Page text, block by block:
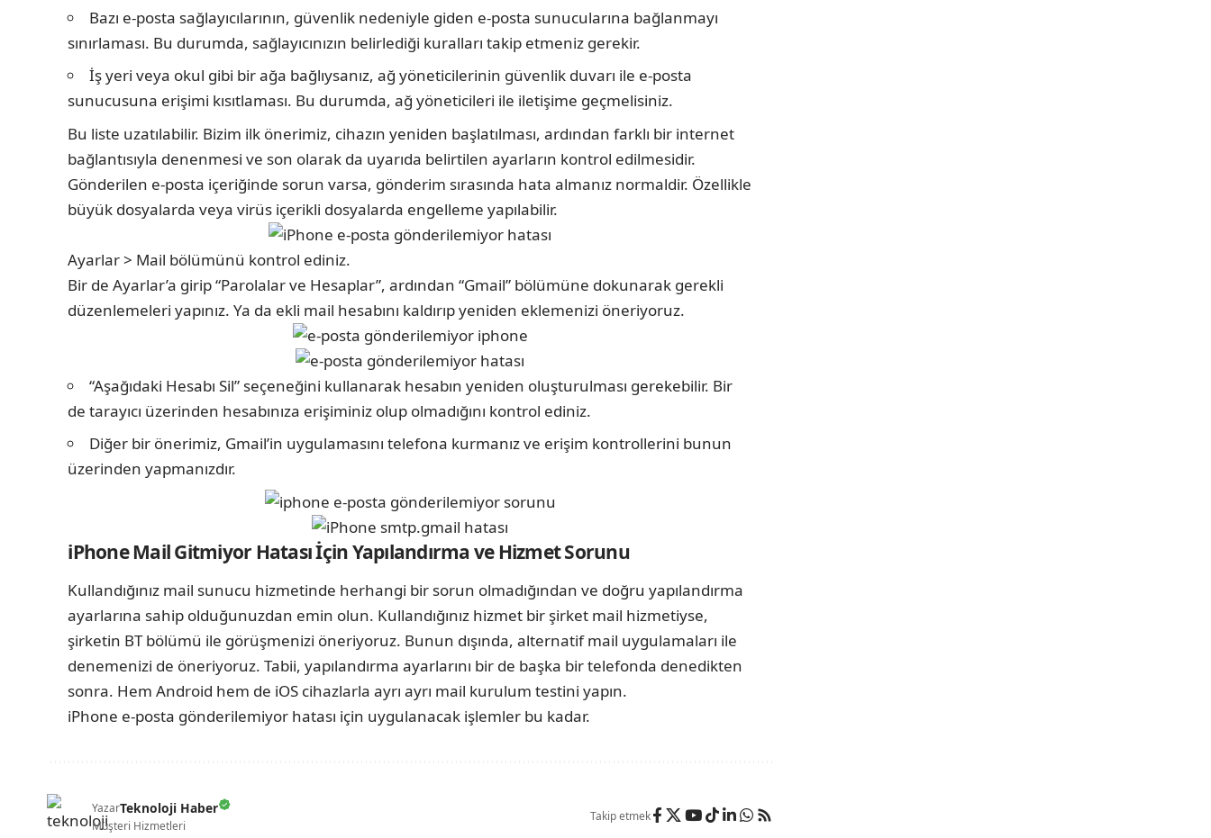
Bazı e-posta sağlayıcılarının, güvenlik nedeniyle giden e-posta sunucularına bağlanmayı
sınırlaması. Bu durumda, sağlayıcınızın belirlediği kuralları takip etmeniz gerekir.
İş yeri veya okul gibi bir ağa bağlıysanız, ağ yöneticilerinin güvenlik duvarı ile e-posta
sunucusuna erişimi kısıtlaması. Bu durumda, ağ yöneticileri ile iletişime geçmelisiniz.
Bu liste uzatılabilir. Bizim ilk önerimiz, cihazın yeniden başlatılması, ardından farklı bir internet
bağlantısıyla denenmesi ve son olarak da uyarıda belirtilen ayarların kontrol edilmesidir.
Gönderilen e-posta içeriğinde sorun varsa, gönderim sırasında hata almanız normaldir. Özellikle
büyük dosyalarda veya virüs içerikli dosyalarda engelleme yapılabilir.
Ayarlar > Mail bölümünü kontrol ediniz.
Bir de Ayarlar’a girip “Parolalar ve Hesaplar”, ardından “Gmail” bölümüne dokunarak gerekli
düzenlemeleri yapınız. Ya da ekli mail hesabını kaldırıp yeniden eklemenizi öneriyoruz.
“Aşağıdaki Hesabı Sil” seçeneğini kullanarak hesabın yeniden oluşturulması gerekebilir. Bir
de tarayıcı üzerinden hesabınıza erişiminiz olup olmadığını kontrol ediniz.
Diğer bir önerimiz, Gmail’in uygulamasını telefona kurmanız ve erişim kontrollerini bunun
üzerinden yapmanızdır.
iPhone Mail Gitmiyor Hatası İçin Yapılandırma ve Hizmet Sorunu
Kullandığınız mail sunucu hizmetinde herhangi bir sorun olmadığından ve doğru yapılandırma
ayarlarına sahip olduğunuzdan emin olun. Kullandığınız hizmet bir şirket mail hizmetiyse,
şirketin BT bölümü ile görüşmenizi öneriyoruz. Bunun dışında, alternatif mail uygulamaları ile
denemenizi de öneriyoruz. Tabii, yapılandırma ayarlarını bir de başka bir telefonda denedikten
sonra. Hem Android hem de iOS cihazlarla ayrı ayrı mail kurulum testini yapın.
iPhone e-posta gönderilemiyor hatası için uygulanacak işlemler bu kadar.
YazarTeknoloji Haber
Müşteri Hizmetleri
Takip etmek